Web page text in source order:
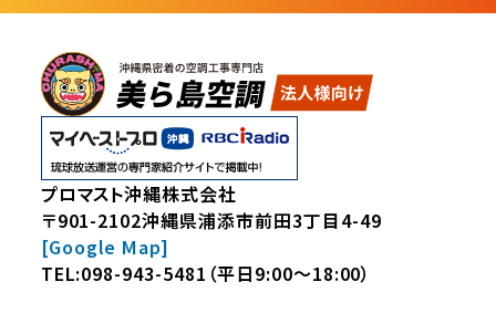
プロマスト沖縄株式会社
〒901-2102沖縄県浦添市前田3丁目4-49
[Google Map]
TEL:098-943-5481 （平日9:00～18:00）